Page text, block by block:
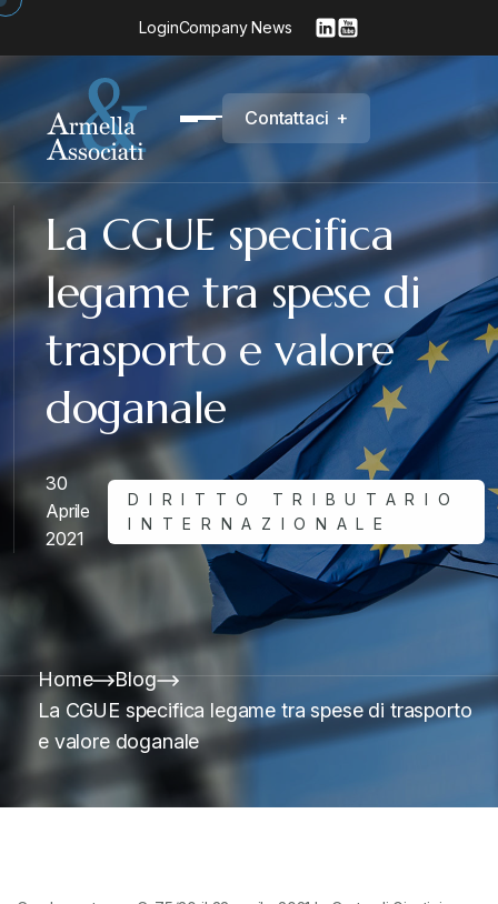
LoginCompany News
Contattaci +
La CGUE specifica
legame tra spese di
trasporto e valore
doganale
30
Aprile
2021
DIRITTO TRIBUTARIO
INTERNAZIONALE
Home
Blog
La CGUE specifica legame tra spese di trasporto
e valore doganale